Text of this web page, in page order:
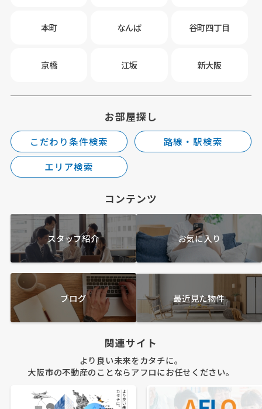
本町 なんば 谷町四丁目
京橋 江坂 新大阪
お部屋探し
こだわり条件検索
路線・駅検索
エリア検索
コンテンツ
スタッフ紹介 お気に入り
ブログ 最近見た物件
関連サイト
より良い未来をカタチに。
大阪市の不動産のことならアフロにお任せください。